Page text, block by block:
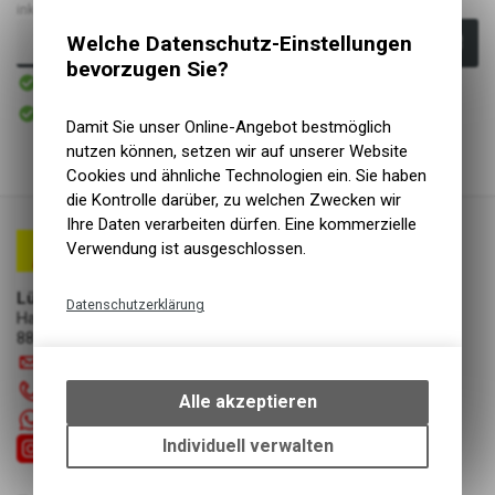
inkl. MwSt., zzgl.
In den Warenkorb
Sofort verfügbar
Abholung Lüscher Motor- & Bike World
Lüscher Motor- & Bike World
Hauptstrasse 29a
8867 Niederurnen
+41 55 6103131
Welche Datenschutz-Einstellungen
bevorzugen Sie?
Damit Sie unser Online-Angebot bestmöglich
nutzen können, setzen wir auf unserer Website
Cookies und ähnliche Technologien ein. Sie haben
die Kontrolle darüber, zu welchen Zwecken wir
Ihre Daten verarbeiten dürfen. Eine kommerzielle
Verwendung ist ausgeschlossen.
Datenschutzerklärung
bestimmte Interaktionen und
Einstellungen auf Ihrem Gerät,
um die grundlegenden
Funktionen unseres Online-
Alle akzeptieren
Individuell verwalten